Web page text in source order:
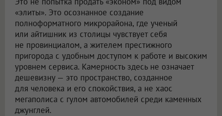
«элиты». Это осознанное создание
полноформатного микрорайона, где ученый
или айтишник из столицы чувствует себя
не провинциалом, а жителем престижного
пригорода с удобным доступом к работе и высоким
уровнем сервиса. Камерность здесь не означает
дешевизну — это пространство, созданное
для человека и его спокойствия, а не хаос
мегаполиса с гулом автомобилей среди каменных
джунглей.